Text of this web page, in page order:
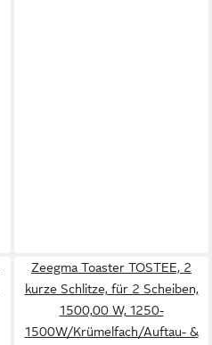
Zeegma Toaster TOSTEE, 2
kurze Schlitze, für 2 Scheiben,
1500,00 W, 1250-
1500W/Krümelfach/Auftau- &